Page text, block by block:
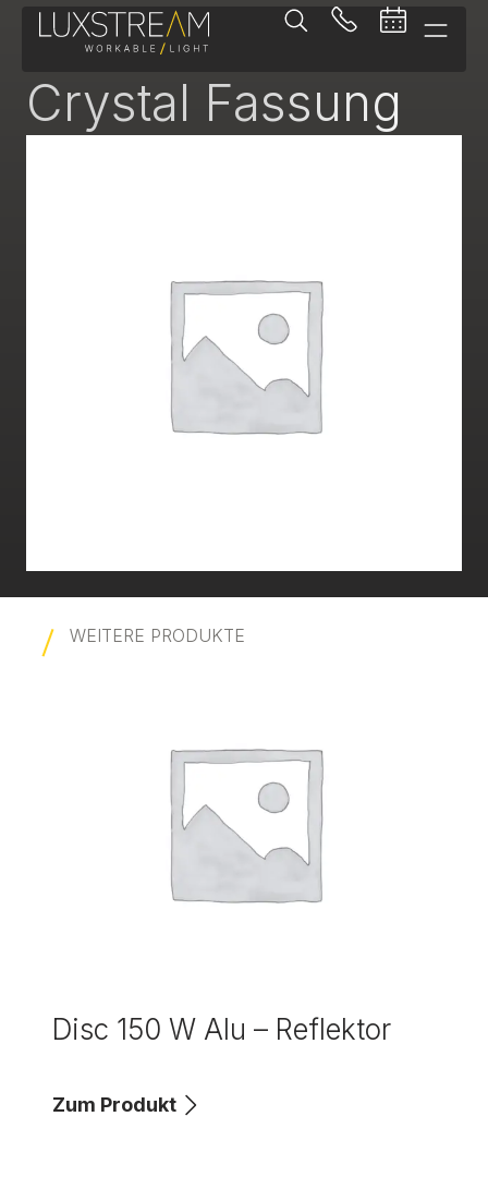
Crystal Fassung
WEITERE PRODUKTE
Disc 150 W Alu – Reflektor
Zum Produkt